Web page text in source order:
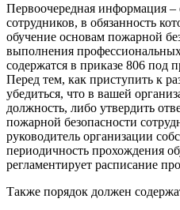
Первоочередная информация –
сотрудников, в обязанность
обучение основам пожарной
выполнения
содержатся в приказе 806 под
Перед тем, как приступить к
убедиться, что в вашей
должность, либо утвердить
пожарной безопасности
руководитель организации
периодичность прохождения
регламентирует расписание
Также порядок должен